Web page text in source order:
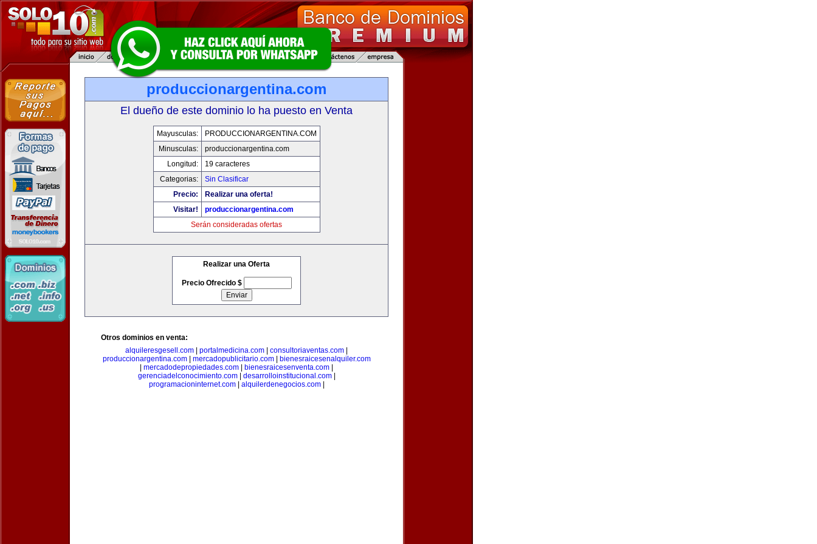
produccionargentina.com
El dueño de este dominio lo ha puesto en Venta
Mayusculas:
PRODUCCIONARGENTINA.COM
Minusculas:
produccionargentina.com
Longitud:
19 caracteres
Categorias:
Sin Clasificar
Precio:
Realizar una oferta!
Visitar!
produccionargentina.com
Serán consideradas ofertas
Realizar una Oferta
Precio Ofrecido $
Otros dominios en venta:
alquileresgesell.com
portalmedicina.com consultoriaventas.com
produccionargentina.com| mercadopublicitario.com|
bienesraicesenalquiler.com
mercadodepropiedades.com bienesraicesenventa.com
gerenciadelconocimiento.com| desarrolloinstitucional.com|
programacioninternet.com| alquilerdenegocios.com|